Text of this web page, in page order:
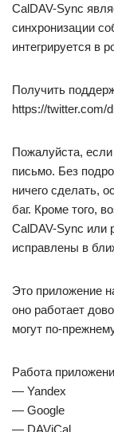
CalDAV-Sync
синхронизации
интегрируется в
Получить
https://twitter.com/
Пожалуйста,
письмо. Без
ничего сделать,
баг. Кроме того,
CalDAV-Sync или
исправлены в
Это приложение
оно работает
могут по-
Работа
— Yandex
— Google
— DAViCal